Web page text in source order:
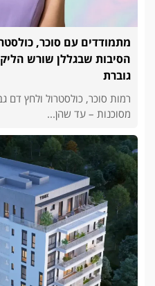
מתמודדים עם סוכר,
הסיבות שבגללן שורש
גוברת
רמות סוכר, כולסטרול ולחץ דם
מסוכנות – עד שהן...